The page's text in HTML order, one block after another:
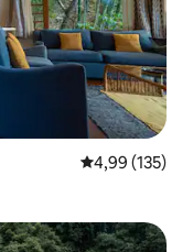
Évaluation
4,99 (135)